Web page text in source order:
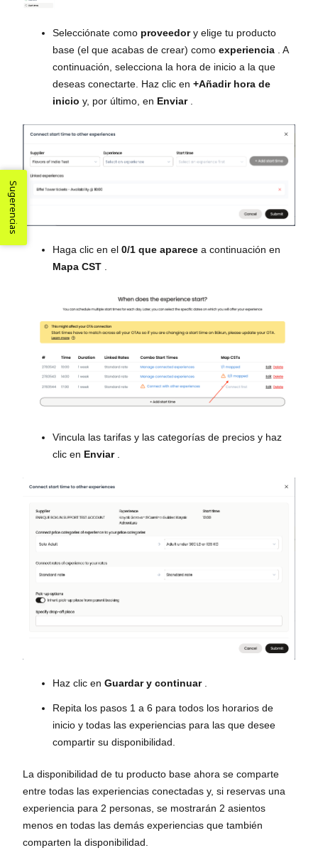
Selecciónate como proveedory elige tu producto
base (el que acabas de crear) como experiencia . A
continuación, selecciona la hora de inicio a la que
deseas conectarte. Haz clic en +Añadir hora de
inicio y, por último, en Enviar.
Haga clic en el 0/1 que aparece a continuación en
Mapa CST
Vincula las tarifas y las categorías de precios y haz
clic en Enviar.
Haz clic en Guardar y continuar.
Repita los pasos 1 a 6 para todos los horarios de
inicio y todas las experiencias para las que desee
compartir su disponibilidad.
La disponibilidad de tu producto base ahora se comparte
entre todas las experiencias conectadas y, si reservas una
experiencia para 2 personas, se mostrarán 2 asientos
menos en todas las demás experiencias que también
comparten la disponibilidad.
Sugerencias